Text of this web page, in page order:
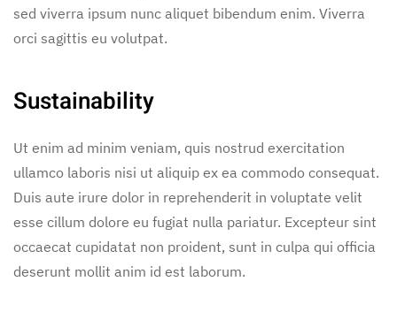
sed viverra ipsum nunc aliquet bibendum enim. Viverra
orci sagittis eu volutpat.
Sustainability
Ut enim ad minim veniam, quis nostrud exercitation
ullamco laboris nisi ut aliquip ex ea commodo consequat.
Duis aute irure dolor in reprehenderit in voluptate velit
esse cillum dolore eu fugiat nulla pariatur. Excepteur sint
occaecat cupidatat non proident, sunt in culpa qui officia
deserunt mollit anim id est laborum.